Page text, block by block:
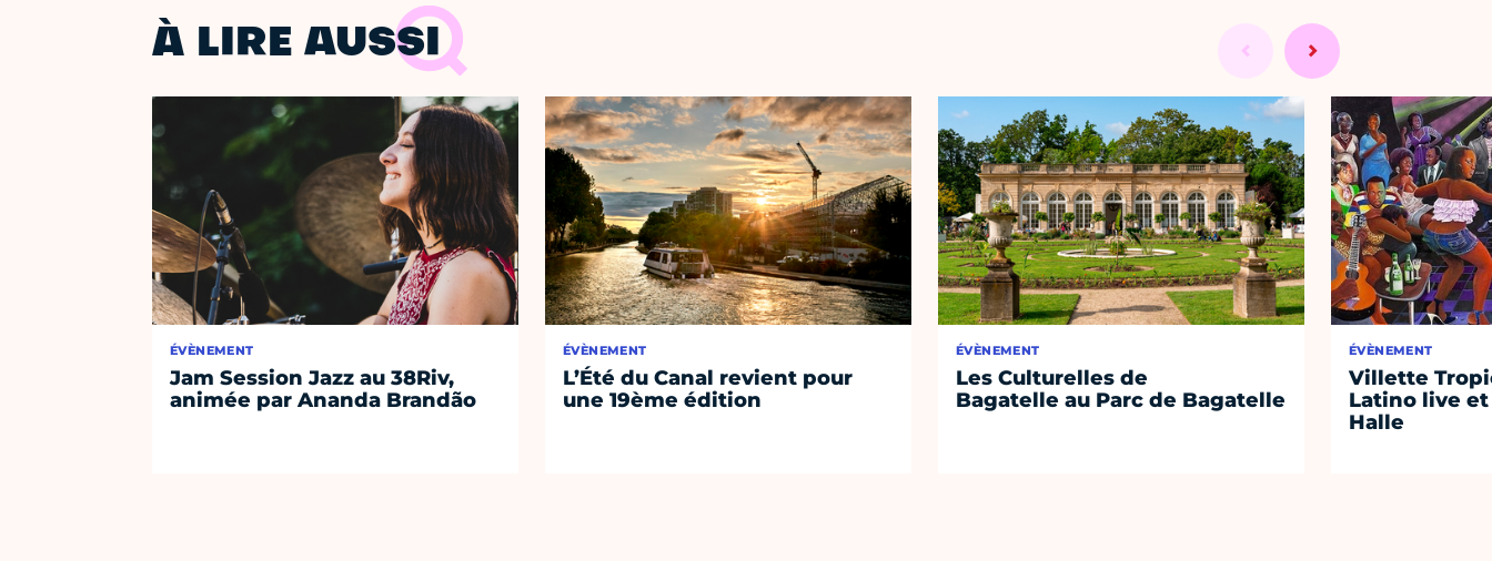
À LIRE AUSSI
ÉVÈNEMENT
Jam Session Jazz au 38Riv,
animée par Ananda Brandão
ÉVÈNEMENT
L’Été du Canal revient pour
une 19ème édition
ÉVÈNEMENT
Les Culturelles de
Bagatelle au Parc de Bagatelle
ÉVÈNEMENT
Villette
Latino live et
Halle